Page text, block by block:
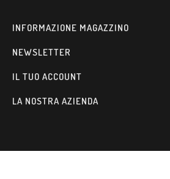
INFORMAZIONE MAGAZZINO
NEWSLETTER
IL TUO ACCOUNT
LA NOSTRA AZIENDA